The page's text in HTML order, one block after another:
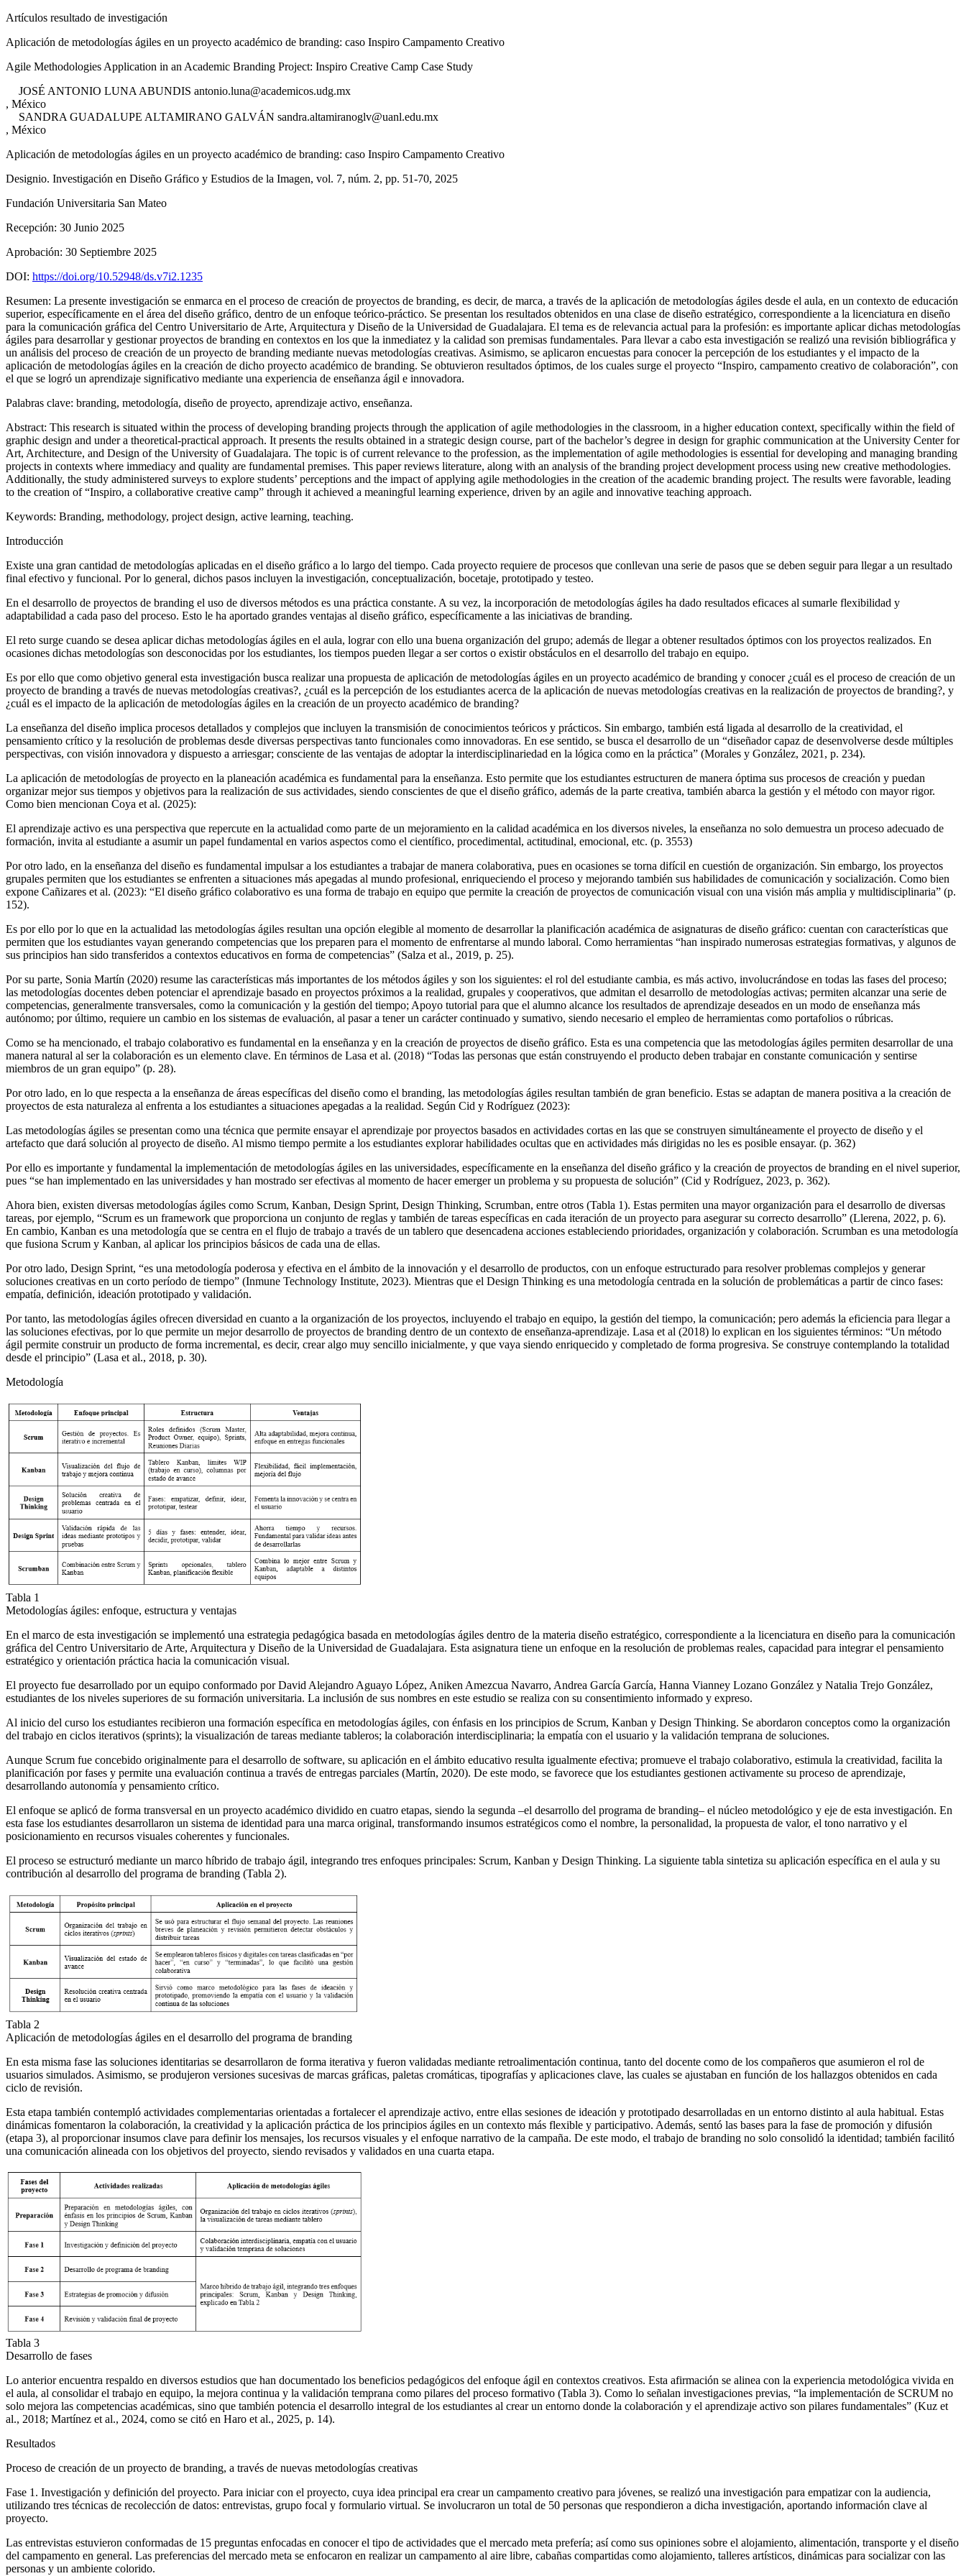
Artículos resultado de investigación
Aplicación de metodologías ágiles en un proyecto académico de branding: caso Inspiro Campamento Creativo
Agile Methodologies Application in an Academic Branding Project: Inspiro Creative Camp Case Study
JOSÉ ANTONIO LUNA ABUNDIS antonio.luna@academicos.udg.mx
, México
SANDRA GUADALUPE ALTAMIRANO GALVÁN sandra.altamiranoglv@uanl.edu.mx
, México
Aplicación de metodologías ágiles en un proyecto académico de branding: caso Inspiro Campamento Creativo
Designio. Investigación en Diseño Gráfico y Estudios de la Imagen, vol. 7, núm. 2, pp. 51-70, 2025
Fundación Universitaria San Mateo
Recepción: 30 Junio 2025
Aprobación: 30 Septiembre 2025
DOI: https://doi.org/10.52948/ds.v7i2.1235
Resumen: La presente investigación se enmarca en el proceso de creación de proyectos de branding, es decir, de marca, a través de la aplicación de metodologías ágiles desde el aula, en un contexto de educación
superior, específicamente en el área del diseño gráfico, dentro de un enfoque teórico-práctico. Se presentan los resultados obtenidos en una clase de diseño estratégico, correspondiente a la licenciatura en diseño
para la comunicación gráfica del Centro Universitario de Arte, Arquitectura y Diseño de la Universidad de Guadalajara. El tema es de relevancia actual para la profesión: es importante aplicar dichas metodologías
ágiles para desarrollar y gestionar proyectos de branding en contextos en los que la inmediatez y la calidad son premisas fundamentales. Para llevar a cabo esta investigación se realizó una revisión bibliográfica y
un análisis del proceso de creación de un proyecto de branding mediante nuevas metodologías creativas. Asimismo, se aplicaron encuestas para conocer la percepción de los estudiantes y el impacto de la
aplicación de metodologías ágiles en la creación de dicho proyecto académico de branding. Se obtuvieron resultados óptimos, de los cuales surge el proyecto “Inspiro, campamento creativo de colaboración”, con
el que se logró un aprendizaje significativo mediante una experiencia de enseñanza ágil e innovadora.
Palabras clave: branding, metodología, diseño de proyecto, aprendizaje activo, enseñanza.
Abstract: This research is situated within the process of developing branding projects through the application of agile methodologies in the classroom, in a higher education context, specifically within the field of
graphic design and under a theoretical-practical approach. It presents the results obtained in a strategic design course, part of the bachelor’s degree in design for graphic communication at the University Center for
Art, Architecture, and Design of the University of Guadalajara. The topic is of current relevance to the profession, as the implementation of agile methodologies is essential for developing and managing branding
projects in contexts where immediacy and quality are fundamental premises. This paper reviews literature, along with an analysis of the branding project development process using new creative methodologies.
Additionally, the study administered surveys to explore students’ perceptions and the impact of applying agile methodologies in the creation of the academic branding project. The results were favorable, leading
to the creation of “Inspiro, a collaborative creative camp” through it achieved a meaningful learning experience, driven by an agile and innovative teaching approach.
Keywords: Branding, methodology, project design, active learning, teaching.
Introducción
Existe una gran cantidad de metodologías aplicadas en el diseño gráfico a lo largo del tiempo. Cada proyecto requiere de procesos que conllevan una serie de pasos que se deben seguir para llegar a un resultado
final efectivo y funcional. Por lo general, dichos pasos incluyen la investigación, conceptualización, bocetaje, prototipado y testeo.
En el desarrollo de proyectos de branding el uso de diversos métodos es una práctica constante. A su vez, la incorporación de metodologías ágiles ha dado resultados eficaces al sumarle flexibilidad y
adaptabilidad a cada paso del proceso. Esto le ha aportado grandes ventajas al diseño gráfico, específicamente a las iniciativas de branding.
El reto surge cuando se desea aplicar dichas metodologías ágiles en el aula, lograr con ello una buena organización del grupo; además de llegar a obtener resultados óptimos con los proyectos realizados. En
ocasiones dichas metodologías son desconocidas por los estudiantes, los tiempos pueden llegar a ser cortos o existir obstáculos en el desarrollo del trabajo en equipo.
Es por ello que como objetivo general esta investigación busca realizar una propuesta de aplicación de metodologías ágiles en un proyecto académico de branding y conocer ¿cuál es el proceso de creación de un
proyecto de branding a través de nuevas metodologías creativas?, ¿cuál es la percepción de los estudiantes acerca de la aplicación de nuevas metodologías creativas en la realización de proyectos de branding?, y
¿cuál es el impacto de la aplicación de metodologías ágiles en la creación de un proyecto académico de branding?
La enseñanza del diseño implica procesos detallados y complejos que incluyen la transmisión de conocimientos teóricos y prácticos. Sin embargo, también está ligada al desarrollo de la creatividad, el
pensamiento crítico y la resolución de problemas desde diversas perspectivas tanto funcionales como innovadoras. En ese sentido, se busca el desarrollo de un “diseñador capaz de desenvolverse desde múltiples
perspectivas, con visión innovadora y dispuesto a arriesgar; consciente de las ventajas de adoptar la interdisciplinariedad en la lógica como en la práctica” (Morales y González, 2021, p. 234).
La aplicación de metodologías de proyecto en la planeación académica es fundamental para la enseñanza. Esto permite que los estudiantes estructuren de manera óptima sus procesos de creación y puedan
organizar mejor sus tiempos y objetivos para la realización de sus actividades, siendo conscientes de que el diseño gráfico, además de la parte creativa, también abarca la gestión y el método con mayor rigor.
Como bien mencionan Coya et al. (2025):
El aprendizaje activo es una perspectiva que repercute en la actualidad como parte de un mejoramiento en la calidad académica en los diversos niveles, la enseñanza no solo demuestra un proceso adecuado de
formación, invita al estudiante a asumir un papel fundamental en varios aspectos como el científico, procedimental, actitudinal, emocional, etc. (p. 3553)
Por otro lado, en la enseñanza del diseño es fundamental impulsar a los estudiantes a trabajar de manera colaborativa, pues en ocasiones se torna difícil en cuestión de organización. Sin embargo, los proyectos
grupales permiten que los estudiantes se enfrenten a situaciones más apegadas al mundo profesional, enriqueciendo el proceso y mejorando también sus habilidades de comunicación y socialización. Como bien
expone Cañizares et al. (2023): “El diseño gráfico colaborativo es una forma de trabajo en equipo que permite la creación de proyectos de comunicación visual con una visión más amplia y multidisciplinaria” (p.
152).
Es por ello por lo que en la actualidad las metodologías ágiles resultan una opción elegible al momento de desarrollar la planificación académica de asignaturas de diseño gráfico: cuentan con características que
permiten que los estudiantes vayan generando competencias que los preparen para el momento de enfrentarse al mundo laboral. Como herramientas “han inspirado numerosas estrategias formativas, y algunos de
sus principios han sido transferidos a contextos educativos en forma de competencias” (Salza et al., 2019, p. 25).
Por su parte, Sonia Martín (2020) resume las características más importantes de los métodos ágiles y son los siguientes: el rol del estudiante cambia, es más activo, involucrándose en todas las fases del proceso;
las metodologías docentes deben potenciar el aprendizaje basado en proyectos próximos a la realidad, grupales y cooperativos, que admitan el desarrollo de metodologías activas; permiten alcanzar una serie de
competencias, generalmente transversales, como la comunicación y la gestión del tiempo; Apoyo tutorial para que el alumno alcance los resultados de aprendizaje deseados en un modo de enseñanza más
autónomo; por último, requiere un cambio en los sistemas de evaluación, al pasar a tener un carácter continuado y sumativo, siendo necesario el empleo de herramientas como portafolios o rúbricas.
Como se ha mencionado, el trabajo colaborativo es fundamental en la enseñanza y en la creación de proyectos de diseño gráfico. Esta es una competencia que las metodologías ágiles permiten desarrollar de una
manera natural al ser la colaboración es un elemento clave. En términos de Lasa et al. (2018) “Todas las personas que están construyendo el producto deben trabajar en constante comunicación y sentirse
miembros de un gran equipo” (p. 28).
Por otro lado, en lo que respecta a la enseñanza de áreas específicas del diseño como el branding, las metodologías ágiles resultan también de gran beneficio. Estas se adaptan de manera positiva a la creación de
proyectos de esta naturaleza al enfrenta a los estudiantes a situaciones apegadas a la realidad. Según Cid y Rodríguez (2023):
Las metodologías ágiles se presentan como una técnica que permite ensayar el aprendizaje por proyectos basados en actividades cortas en las que se construyen simultáneamente el proyecto de diseño y el
artefacto que dará solución al proyecto de diseño. Al mismo tiempo permite a los estudiantes explorar habilidades ocultas que en actividades más dirigidas no les es posible ensayar. (p. 362)
Por ello es importante y fundamental la implementación de metodologías ágiles en las universidades, específicamente en la enseñanza del diseño gráfico y la creación de proyectos de branding en el nivel superior,
pues “se han implementado en las universidades y han mostrado ser efectivas al momento de hacer emerger un problema y su propuesta de solución” (Cid y Rodríguez, 2023, p. 362).
Ahora bien, existen diversas metodologías ágiles como Scrum, Kanban, Design Sprint, Design Thinking, Scrumban, entre otros (Tabla 1). Estas permiten una mayor organización para el desarrollo de diversas
tareas, por ejemplo, “Scrum es un framework que proporciona un conjunto de reglas y también de tareas específicas en cada iteración de un proyecto para asegurar su correcto desarrollo” (Llerena, 2022, p. 6).
En cambio, Kanban es una metodología que se centra en el flujo de trabajo a través de un tablero que desencadena acciones estableciendo prioridades, organización y colaboración. Scrumban es una metodología
que fusiona Scrum y Kanban, al aplicar los principios básicos de cada una de ellas.
Por otro lado, Design Sprint, “es una metodología poderosa y efectiva en el ámbito de la innovación y el desarrollo de productos, con un enfoque estructurado para resolver problemas complejos y generar
soluciones creativas en un corto período de tiempo” (Inmune Technology Institute, 2023). Mientras que el Design Thinking es una metodología centrada en la solución de problemáticas a partir de cinco fases:
empatía, definición, ideación prototipado y validación.
Por tanto, las metodologías ágiles ofrecen diversidad en cuanto a la organización de los proyectos, incluyendo el trabajo en equipo, la gestión del tiempo, la comunicación; pero además la eficiencia para llegar a
las soluciones efectivas, por lo que permite un mejor desarrollo de proyectos de branding dentro de un contexto de enseñanza-aprendizaje. Lasa et al (2018) lo explican en los siguientes términos: “Un método
ágil permite construir un producto de forma incremental, es decir, crear algo muy sencillo inicialmente, y que vaya siendo enriquecido y completado de forma progresiva. Se construye contemplando la totalidad
desde el principio” (Lasa et al., 2018, p. 30).
Metodología
Tabla 1
Metodologías ágiles: enfoque, estructura y ventajas
En el marco de esta investigación se implementó una estrategia pedagógica basada en metodologías ágiles dentro de la materia diseño estratégico, correspondiente a la licenciatura en diseño para la comunicación
gráfica del Centro Universitario de Arte, Arquitectura y Diseño de la Universidad de Guadalajara. Esta asignatura tiene un enfoque en la resolución de problemas reales, capacidad para integrar el pensamiento
estratégico y orientación práctica hacia la comunicación visual.
El proyecto fue desarrollado por un equipo conformado por David Alejandro Aguayo López, Aniken Amezcua Navarro, Andrea García García, Hanna Vianney Lozano González y Natalia Trejo González,
estudiantes de los niveles superiores de su formación universitaria. La inclusión de sus nombres en este estudio se realiza con su consentimiento informado y expreso.
Al inicio del curso los estudiantes recibieron una formación específica en metodologías ágiles, con énfasis en los principios de Scrum, Kanban y Design Thinking. Se abordaron conceptos como la organización
del trabajo en ciclos iterativos (sprints); la visualización de tareas mediante tableros; la colaboración interdisciplinaria; la empatía con el usuario y la validación temprana de soluciones.
Aunque Scrum fue concebido originalmente para el desarrollo de software, su aplicación en el ámbito educativo resulta igualmente efectiva; promueve el trabajo colaborativo, estimula la creatividad, facilita la
planificación por fases y permite una evaluación continua a través de entregas parciales (Martín, 2020). De este modo, se favorece que los estudiantes gestionen activamente su proceso de aprendizaje,
desarrollando autonomía y pensamiento crítico.
El enfoque se aplicó de forma transversal en un proyecto académico dividido en cuatro etapas, siendo la segunda –el desarrollo del programa de branding– el núcleo metodológico y eje de esta investigación. En
esta fase los estudiantes desarrollaron un sistema de identidad para una marca original, transformando insumos estratégicos como el nombre, la personalidad, la propuesta de valor, el tono narrativo y el
posicionamiento en recursos visuales coherentes y funcionales.
El proceso se estructuró mediante un marco híbrido de trabajo ágil, integrando tres enfoques principales: Scrum, Kanban y Design Thinking. La siguiente tabla sintetiza su aplicación específica en el aula y su
contribución al desarrollo del programa de branding (Tabla 2).
Tabla 2
Aplicación de metodologías ágiles en el desarrollo del programa de branding
En esta misma fase las soluciones identitarias se desarrollaron de forma iterativa y fueron validadas mediante retroalimentación continua, tanto del docente como de los compañeros que asumieron el rol de
usuarios simulados. Asimismo, se produjeron versiones sucesivas de marcas gráficas, paletas cromáticas, tipografías y aplicaciones clave, las cuales se ajustaban en función de los hallazgos obtenidos en cada
ciclo de revisión.
Esta etapa también contempló actividades complementarias orientadas a fortalecer el aprendizaje activo, entre ellas sesiones de ideación y prototipado desarrolladas en un entorno distinto al aula habitual. Estas
dinámicas fomentaron la colaboración, la creatividad y la aplicación práctica de los principios ágiles en un contexto más flexible y participativo. Además, sentó las bases para la fase de promoción y difusión
(etapa 3), al proporcionar insumos clave para definir los mensajes, los recursos visuales y el enfoque narrativo de la campaña. De este modo, el trabajo de branding no solo consolidó la identidad; también facilitó
una comunicación alineada con los objetivos del proyecto, siendo revisados y validados en una cuarta etapa.
Tabla 3
Desarrollo de fases
Lo anterior encuentra respaldo en diversos estudios que han documentado los beneficios pedagógicos del enfoque ágil en contextos creativos. Esta afirmación se alinea con la experiencia metodológica vivida en
el aula, al consolidar el trabajo en equipo, la mejora continua y la validación temprana como pilares del proceso formativo (Tabla 3). Como lo señalan investigaciones previas, “la implementación de SCRUM no
solo mejora las competencias académicas, sino que también potencia el desarrollo integral de los estudiantes al crear un entorno donde la colaboración y el aprendizaje activo son pilares fundamentales” (Kuz et
al., 2018; Martínez et al., 2024, como se citó en Haro et al., 2025, p. 14).
Resultados
Proceso de creación de un proyecto de branding, a través de nuevas metodologías creativas
Fase 1. Investigación y definición del proyecto. Para iniciar con el proyecto, cuya idea principal era crear un campamento creativo para jóvenes, se realizó una investigación para empatizar con la audiencia,
utilizando tres técnicas de recolección de datos: entrevistas, grupo focal y formulario virtual. Se involucraron un total de 50 personas que respondieron a dicha investigación, aportando información clave al
proyecto.
Las entrevistas estuvieron conformadas de 15 preguntas enfocadas en conocer el tipo de actividades que el mercado meta prefería; así como sus opiniones sobre el alojamiento, alimentación, transporte y el diseño
del campamento en general. Las preferencias del mercado meta se enfocaron en realizar un campamento al aire libre, cabañas compartidas como alojamiento, talleres artísticos, dinámicas para socializar con las
personas y un ambiente colorido.